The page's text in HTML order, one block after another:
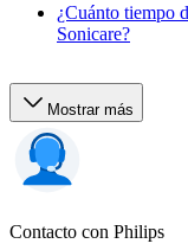
¿Cuánto tiempo
Sonicare?
Mostrar más
Contacto con Philips